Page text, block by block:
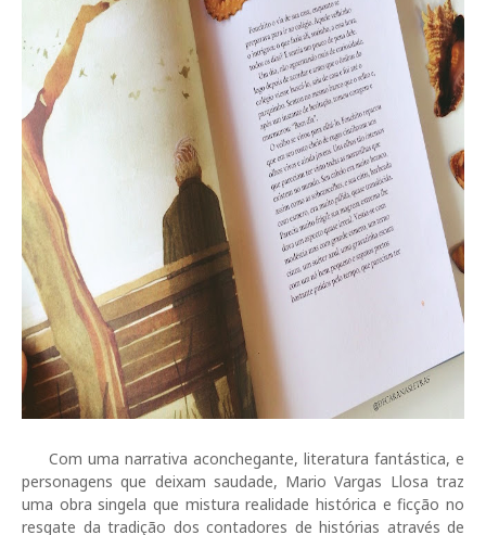
Com uma narrativa aconchegante, literatura fantástica, e
personagens que deixam saudade, Mario Vargas Llosa traz
uma obra singela que mistura realidade histórica e ficção no
resgate da tradição dos contadores de histórias através de